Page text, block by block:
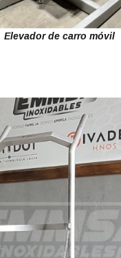
Elevador de carro móvil